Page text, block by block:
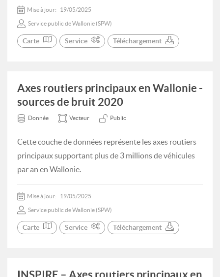
Mise à jour: 19/05/2025
Service public de Wallonie (SPW)
Carte Service Téléchargement
Axes routiers principaux en Wallonie -
sources de bruit 2020
Donnée Vecteur Public
Cette couche de données représente les axes routiers
principaux supportant plus de 3 millions de véhicules
par an en Wallonie.
Mise à jour: 19/05/2025
Service public de Wallonie (SPW)
Carte Service Téléchargement
INSPIRE – Axes routiers principaux en